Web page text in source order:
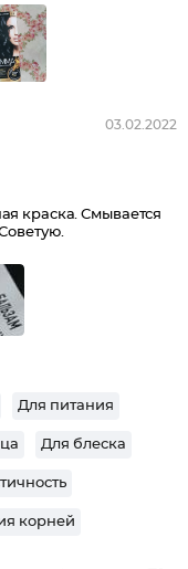
03.02.2022
краска. Смывается
Для питания
Для блеска
корней